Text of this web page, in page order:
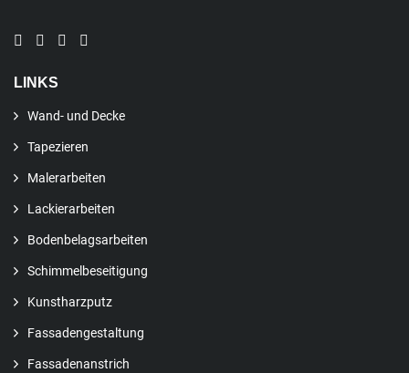
LINKS
Wand- und Decke
Tapezieren
Malerarbeiten
Lackierarbeiten
Bodenbelagsarbeiten
Schimmelbeseitigung
Kunstharzputz
Fassadengestaltung
Fassadenanstrich